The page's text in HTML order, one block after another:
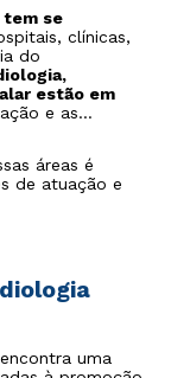
tem se
clínicas,
do
estão em
e as
áreas é
de atuação e
uma